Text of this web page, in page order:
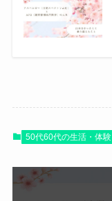
50代60代の生活・体験